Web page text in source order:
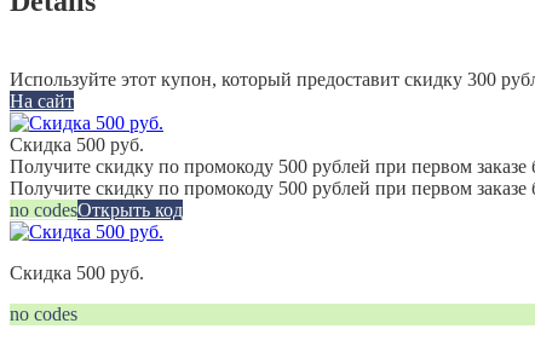
Используйте этот купон, который предоставит скидку 300
На сайт
Скидка 500 руб.
Получите скидку по промокоду 500 рублей при первом заказе
Получите скидку по промокоду 500 рублей при первом заказе
no codesОткрыть код
Скидка 500 руб.
no codes